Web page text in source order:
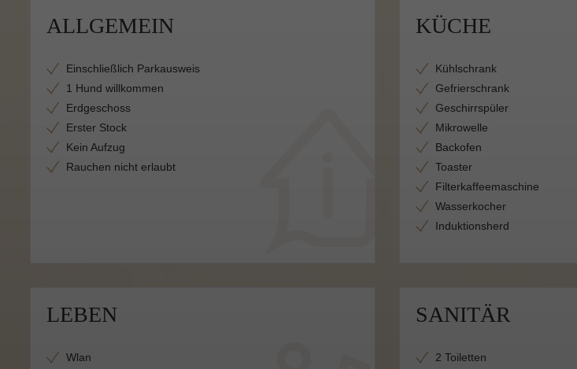
ALLGEMEIN
Einschließlich Parkausweis
1 Hund willkommen
Erdgeschoss
Erster Stock
Kein Aufzug
Rauchen nicht erlaubt
KÜCHE
Kühlschrank
Gefrierschrank
Geschirrspüler
Mikrowelle
Backofen
Toaster
Filterkaffeemaschine
Wasserkocher
Induktionsherd
LEBEN
Wlan
SANITÄR
2 Toiletten